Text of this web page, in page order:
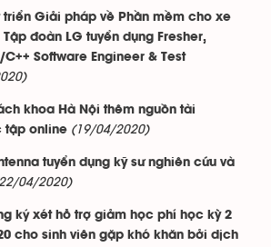
triển Giải pháp về Phần mềm cho xe
đoàn LG tuyển dụng Fresher,
Software Engineer & Test
khoa Hà Nội thêm nguồn tài
tập online (19/04/2020)
tuyển dụng kỹ sư nghiên cứu và
04/2020)
ký xét hỗ trợ giảm học phí học kỳ 2
cho sinh viên gặp khó khăn bởi dịch